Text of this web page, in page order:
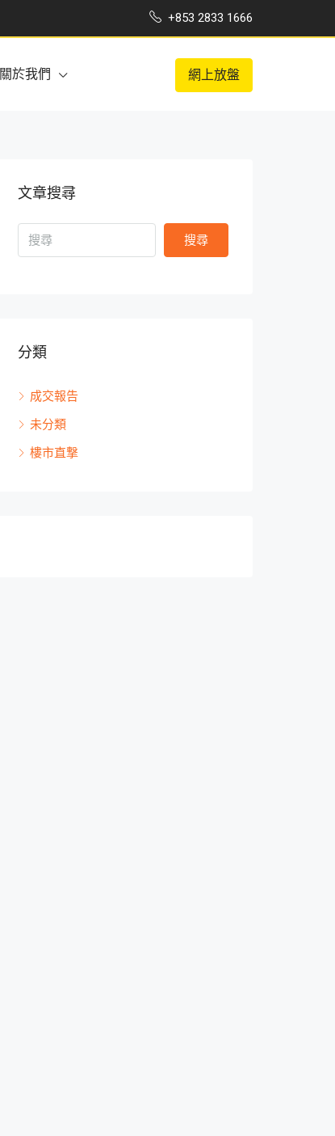
+853 2833 1666
關於我們 網上放盤
文章搜尋
搜尋
分類
成交報告
未分類
樓市直撃